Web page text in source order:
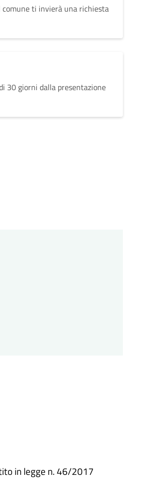
ti invierà una richiesta
30 giorni dalla presentazione
in legge n. 46/2017